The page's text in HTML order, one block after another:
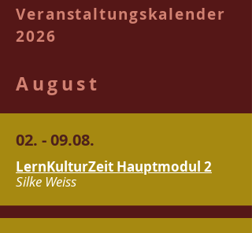
Veranstaltungskalender
2026
August
02. - 09.08.
LernKulturZeit Hauptmodul 2
Silke Weiss